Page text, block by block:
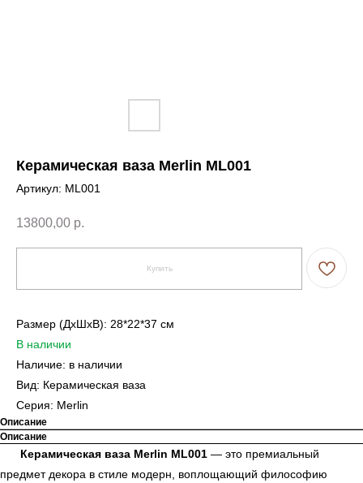
Керамическая ваза Merlin ML001
Артикул: ML001
13800,00 р.
Купить
Размер (ДxШxВ): 28*22*37 см
В наличии
Наличие: в наличии
Вид: Керамическая ваза
Серия: Merlin
Описание
Описание
Керамическая ваза Merlin ML001 — это премиальный
предмет декора в стиле модерн, воплощающий философию